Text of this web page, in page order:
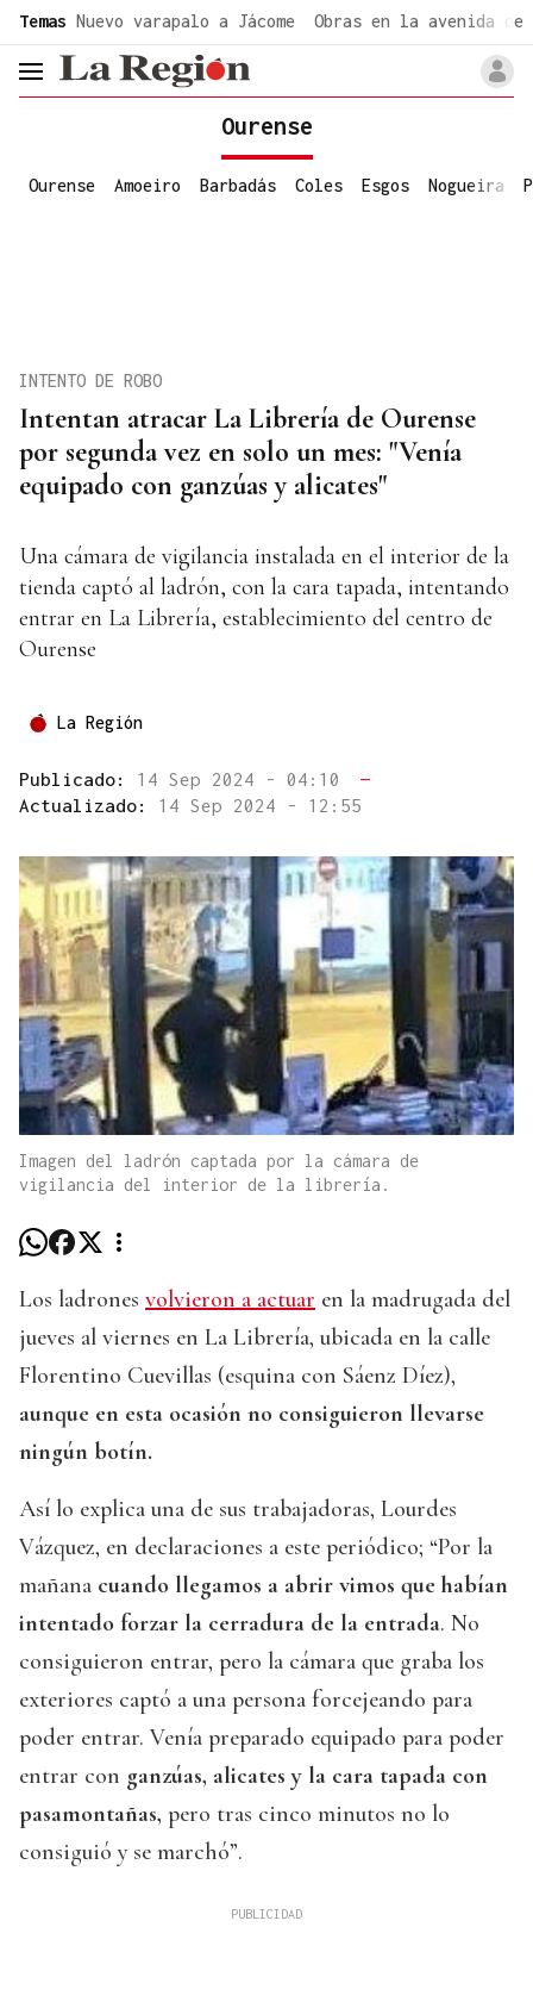
Temas Nuevo varapalo a Jácome Obras en la avenida de
header.menu.open
Ourense
Ourense Amoeiro Barbadás Coles Esgos Nogueira
Intentan atracar La Librería de Ourense
por segunda vez en solo un mes: "Venía
equipado con ganzúas y alicates"
INTENTO DE ROBO
Una cámara de vigilancia instalada en el interior de la
tienda captó al ladrón, con la cara tapada, intentando
entrar en La Librería, establecimiento del centro de
Ourense
La Región
Publicado: 14 Sep 2024 - 04:10
—
Actualizado: 14 Sep 2024 - 12:55
Imagen del ladrón captada por la cámara de
vigilancia del interior de la librería.
Los ladrones volvieron a actuar en la madrugada del
jueves al viernes en La Librería, ubicada en la calle
Florentino Cuevillas (esquina con Sáenz Díez),
aunque en esta ocasión no consiguieron llevarse
ningún botín.
Así lo explica una de sus trabajadoras, Lourdes
Vázquez, en declaraciones a este periódico; “Por la
mañana cuando llegamos a abrir vimos que habían
intentado forzar la cerradura de la entrada. No
consiguieron entrar, pero la cámara que graba los
exteriores captó a una persona forcejeando para
poder entrar. Venía preparado equipado para poder
entrar con ganzúas, alicates y la cara tapada con
pasamontañas, pero tras cinco minutos no lo
consiguió y se marchó”.